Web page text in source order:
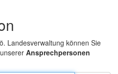
Landesverwaltung können Sie
Ansprechpersonen